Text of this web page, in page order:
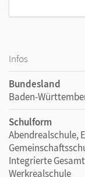
Infos
Bundesland
Baden-
Schulform
Abendrealschule,
Integrierte
Werkrealschule